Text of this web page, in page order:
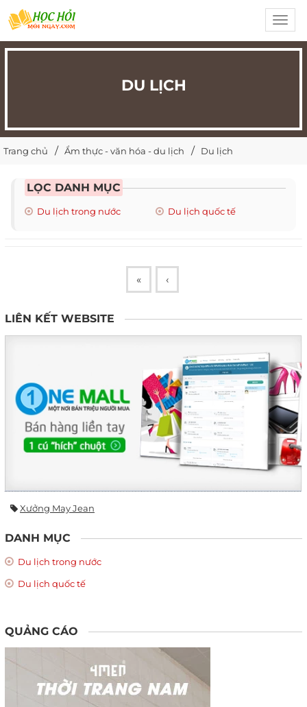
DU LỊCH
Trang chủ Ẩm thực - văn hóa - du lịch Du lịch
LỌC DANH MỤC
Du lịch trong nước Du lịch quốc tế
« ‹
LIÊN KẾT WEBSITE
Xưởng May Jean
DANH MỤC
Du lịch trong nước
Du lịch quốc tế
QUẢNG CÁO